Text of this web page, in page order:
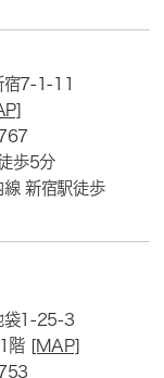
宿7-1-11
歩5分
新宿駅徒歩
袋1-25-3
階 [MAP]